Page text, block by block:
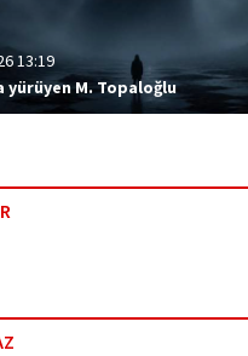
13:19
yürüyen M. Topaloğlu